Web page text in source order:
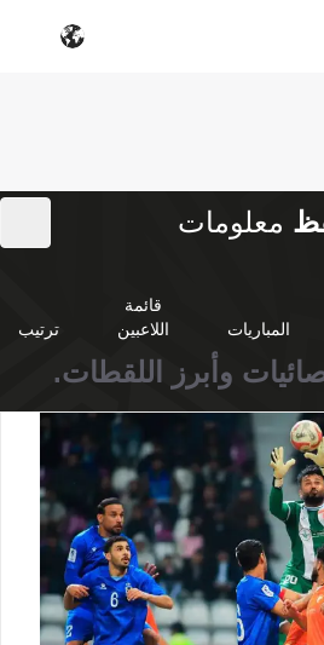
معلومات
المباريات
قائمة
اللاعبين
ترتيب
وأبرز اللقطات.